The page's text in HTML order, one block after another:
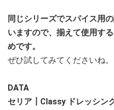
同じシリーズでスパイス用
いますので、揃えて使用す
めです。
ぜひ試してみてくださいね。
DATA
セリア┃Classy ドレッシン